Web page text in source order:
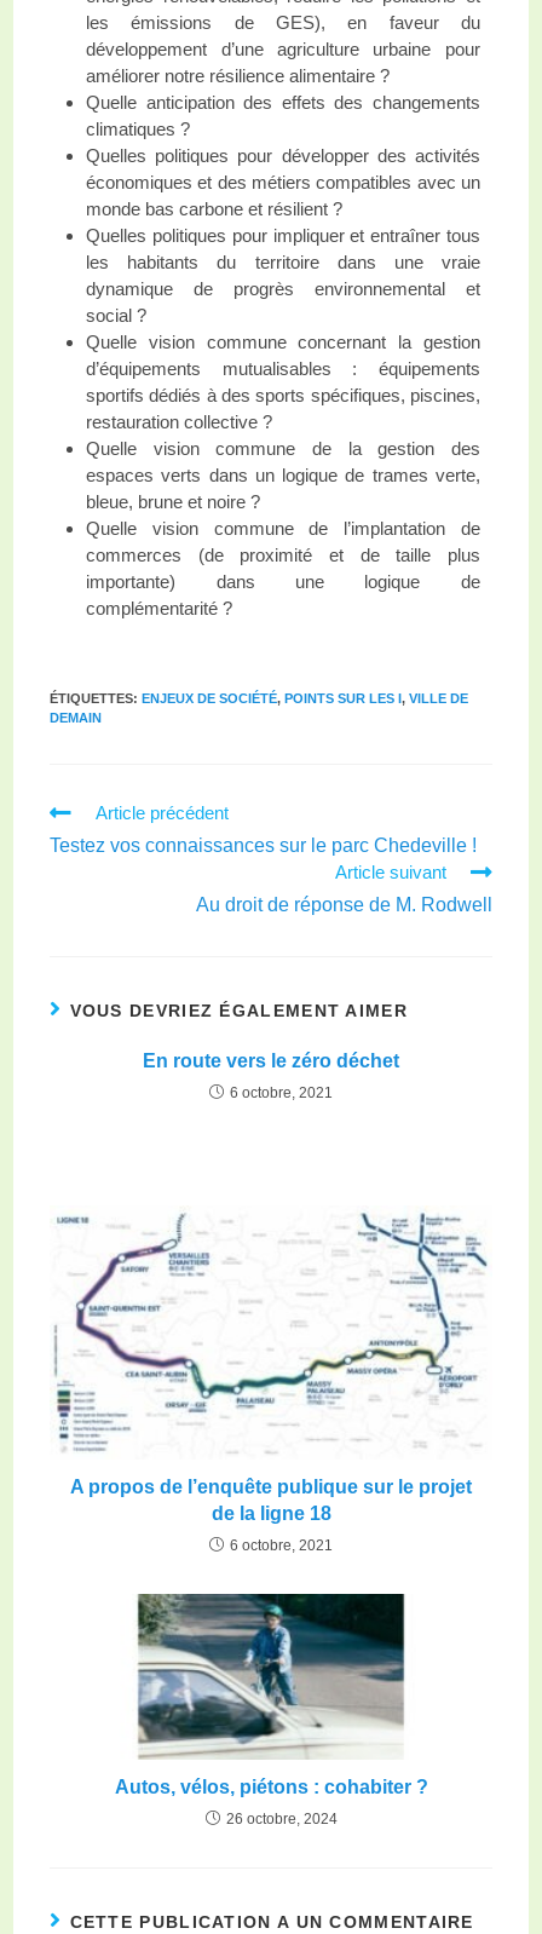
les émissions de GES), en faveur du
développement d’une agriculture urbaine pour
améliorer notre résilience alimentaire ?
Quelle anticipation des effets des changements
climatiques ?
Quelles politiques pour développer des activités
économiques et des métiers compatibles avec un
monde bas carbone et résilient ?
Quelles politiques pour impliquer et entraîner tous
les habitants du territoire dans une vraie
dynamique de progrès environnemental et
social ?
Quelle vision commune concernant la gestion
d’équipements mutualisables : équipements
sportifs dédiés à des sports spécifiques, piscines,
restauration collective ?
Quelle vision commune de la gestion des
espaces verts dans un logique de trames verte,
bleue, brune et noire ?
Quelle vision commune de l’implantation de
commerces (de proximité et de taille plus
importante) dans une logique de
complémentarité ?
ÉTIQUETTES:ENJEUX DE SOCIÉTÉ, POINTS SUR LES I, VILLE DE
DEMAIN
Article précédent
Testez vos connaissances sur le parc Chedeville !
Article suivant
Au droit de réponse de M. Rodwell
VOUS DEVRIEZ ÉGALEMENT AIMER
En route vers le zéro déchet
6 octobre, 2021
A propos de l’enquête publique sur le projet
de la ligne 18
6 octobre, 2021
Autos, vélos, piétons : cohabiter ?
26 octobre, 2024
CETTE PUBLICATION A UN COMMENTAIRE